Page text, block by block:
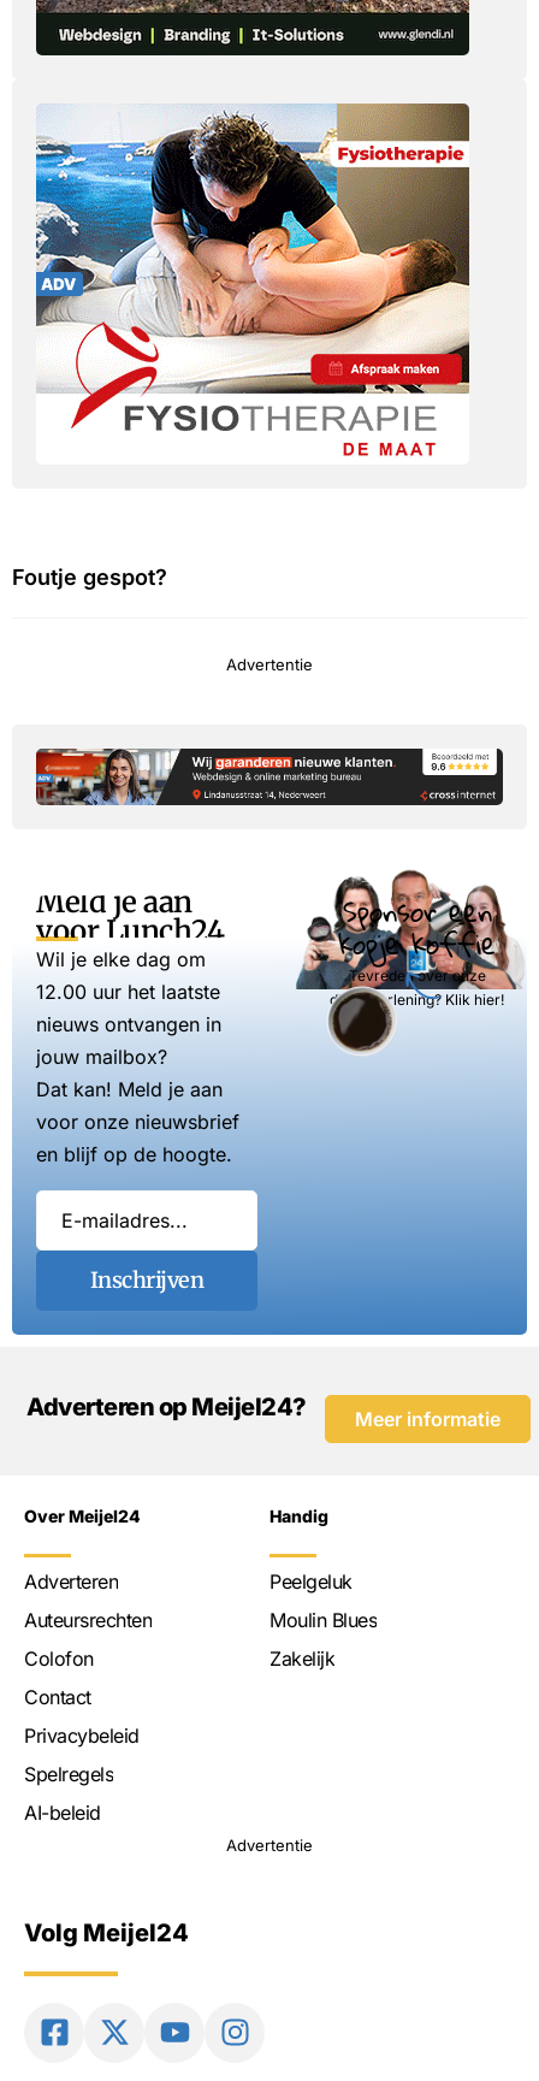
Foutje gespot?
Advertentie
Meld je aan
voor Lunch24
Wil je elke dag om
12.00 uur het laatste
nieuws ontvangen in
jouw mailbox?
Dat kan! Meld je aan
voor onze nieuwsbrief
en blijf op de hoogte.
Inschrijven
Sponsor een
kopje koffie
Tevreden over onze
dienstverlening? Klik hier!
Adverteren op Meijel24? Meer informatie
Over Meijel24
Adverteren
Auteursrechten
Colofon
Contact
Privacybeleid
Spelregels
AI-beleid
Handig
Peelgeluk
Moulin Blues
Zakelijk
Advertentie
Volg Meijel24